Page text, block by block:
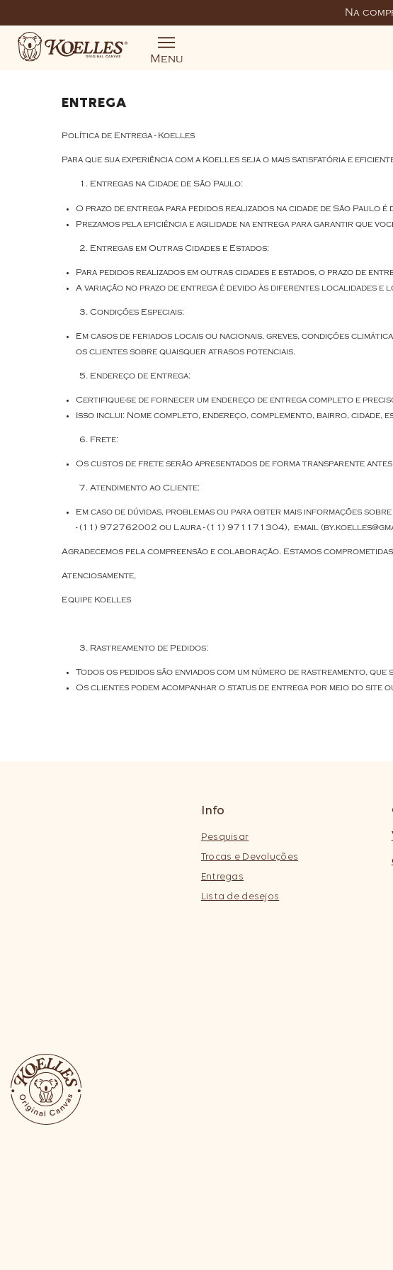
Na
Menu
ENTREGA
Política de Entrega - Koelles
Para que sua experiência com a Koelles seja o mais satisfatória e
Entregas na Cidade de São Paulo:
O prazo de entrega para pedidos realizados na cidade de São Paulo é
Prezamos pela eficiência e agilidade na entrega para garantir que
Entregas em Outras Cidades e Estados:
Para pedidos realizados em outras cidades e estados, o prazo de
A variação no prazo de entrega é devido às diferentes localidades e
Condições Especiais:
Em casos de feriados locais ou nacionais, greves, condições
os clientes sobre quaisquer atrasos potenciais.
Endereço de Entrega:
Certifique-se de fornecer um endereço de entrega completo e
Isso inclui: Nome completo, endereço, complemento, bairro, cidade,
Frete:
Os custos de frete serão apresentados de forma transparente
Atendimento ao Cliente:
Em caso de dúvidas, problemas ou para obter mais informações
- (11) 972762002 ou Laura - (11) 971171304), e-mail
Agradecemos pela compreensão e colaboração. Estamos
Atenciosamente,
Equipe Koelles
Rastreamento de Pedidos:
Todos os pedidos são enviados com um número de rastreamento,
Os clientes podem acompanhar o status de entrega por meio do
Info
Pesquisar
Trocas e Devoluções
Entregas
Lista de desejos